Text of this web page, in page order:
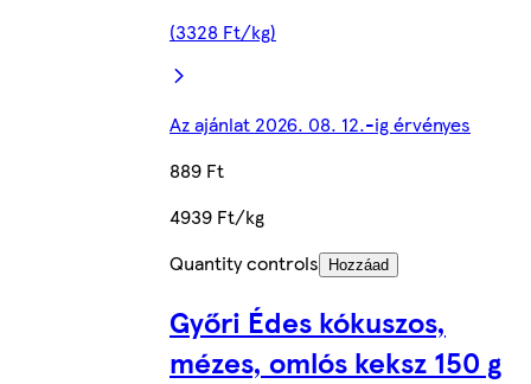
(3328 Ft/kg)
Az ajánlat 2026. 08. 12.-ig érvényes
889 Ft
4939 Ft/kg
Quantity controls
Hozzáad
Győri Édes kókuszos,
mézes, omlós keksz 150 g